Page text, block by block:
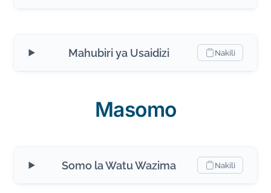
Mahubiri ya Usaidizi Nakili
Masomo
Somo la Watu Wazima Nakili